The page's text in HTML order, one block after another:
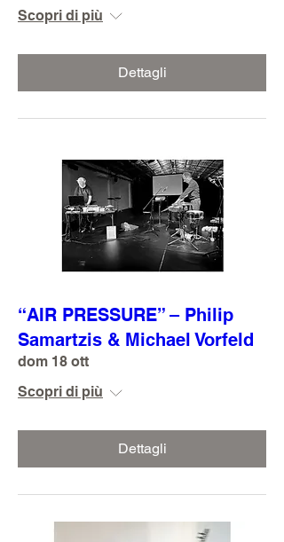
Scopri di più
Dettagli
“AIR PRESSURE” – Philip
Samartzis & Michael Vorfeld
dom 18 ott
Scopri di più
Dettagli